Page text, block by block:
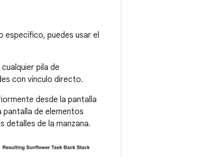
específico, puedes usar el
pila de
con vínculo directo.
desde la pantalla
pantalla de elementos
detalles de la manzana.